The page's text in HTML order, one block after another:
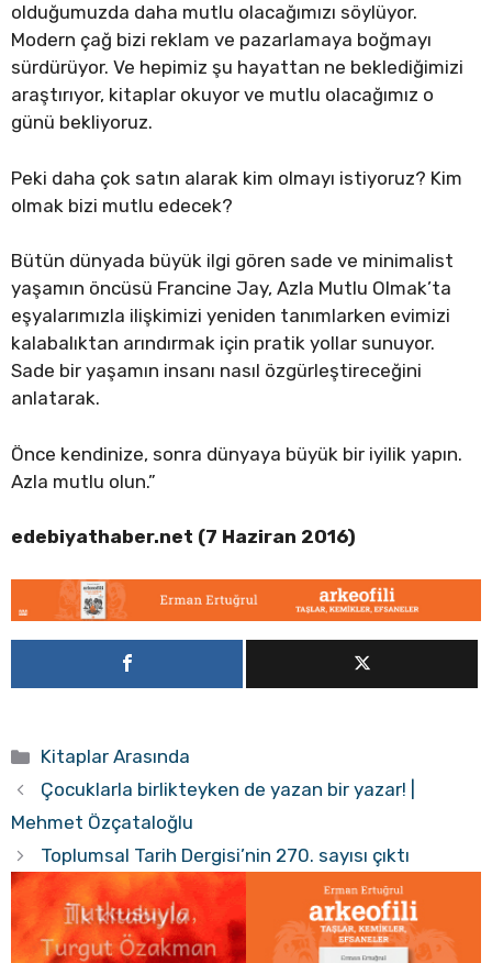
olduğumuzda daha mutlu olacağımızı söylüyor.
Modern çağ bizi reklam ve pazarlamaya boğmayı
sürdürüyor. Ve hepimiz şu hayattan ne beklediğimizi
araştırıyor, kitaplar okuyor ve mutlu olacağımız o
günü bekliyoruz.
Peki daha çok satın alarak kim olmayı istiyoruz? Kim
olmak bizi mutlu edecek?
Bütün dünyada büyük ilgi gören sade ve minimalist
yaşamın öncüsü Francine Jay, Azla Mutlu Olmak’ta
eşyalarımızla ilişkimizi yeniden tanımlarken evimizi
kalabalıktan arındırmak için pratik yollar sunuyor.
Sade bir yaşamın insanı nasıl özgürleştireceğini
anlatarak.
Önce kendinize, sonra dünyaya büyük bir iyilik yapın.
Azla mutlu olun.”
edebiyathaber.net (7 Haziran 2016)
Kategoriler
Kitaplar Arasında
Çocuklarla birlikteyken de yazan bir yazar! |
Mehmet Özçataloğlu
Toplumsal Tarih Dergisi’nin 270. sayısı çıktı